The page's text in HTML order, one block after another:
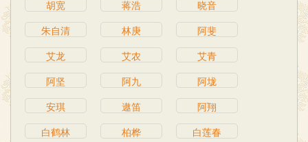
胡宽
蒋浩
晓音
朱自清
林庚
阿斐
艾龙
艾农
艾青
阿坚
阿九
阿垅
安琪
遨笛
阿翔
白鹤林
柏桦
白莲春